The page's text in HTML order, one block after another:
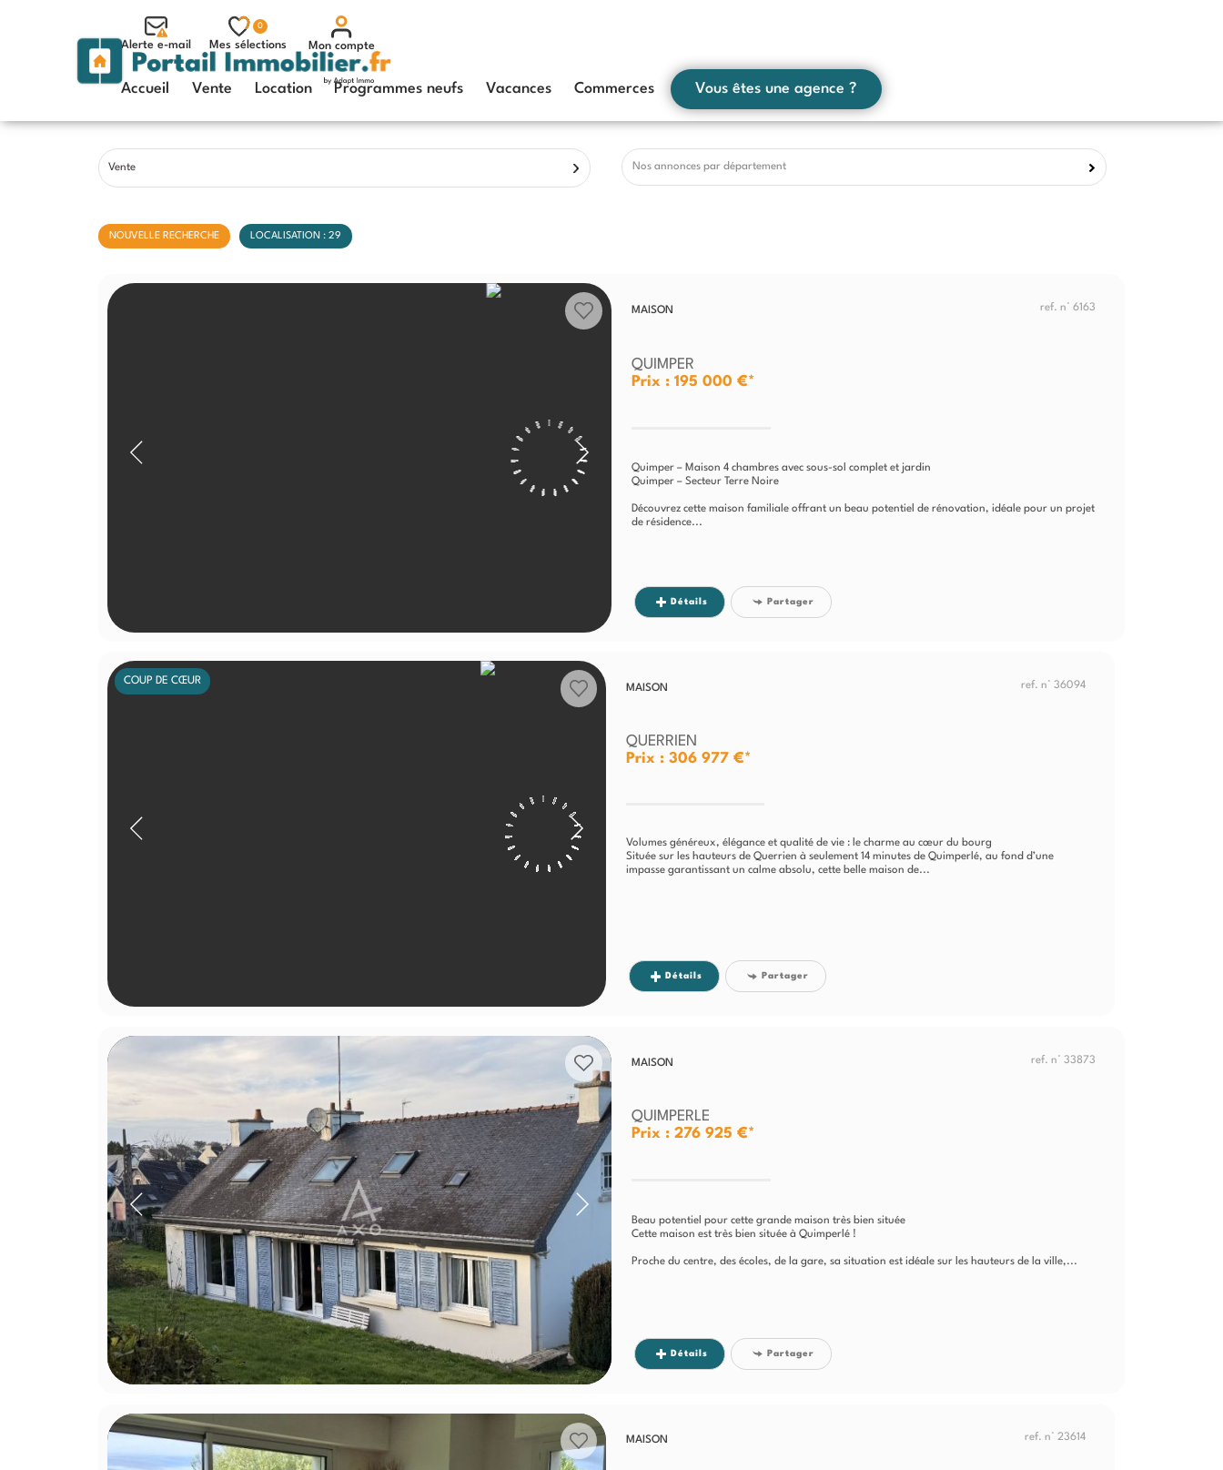
Alerte e-mail
0
Mes sélections Mon compte
Accueil Vente Location Programmes neufs Vacances Commerces Vous êtes une agence ?
Vente Nos annonces par département
NOUVELLE RECHERCHE LOCALISATION : 29
MAISON ref. n° 6163
QUIMPER
Prix : 195 000 €*
Quimper – Maison 4 chambres avec sous-sol complet et jardin
Quimper – Secteur Terre Noire
Découvrez cette maison familiale offrant un beau potentiel de rénovation, idéale pour un projet
de résidence...
Détails Partager
COUP DE CŒUR
MAISON ref. n° 36094
QUERRIEN
Prix : 306 977 €*
Volumes généreux, élégance et qualité de vie : le charme au cœur du bourg
Située sur les hauteurs de Querrien à seulement 14 minutes de Quimperlé, au fond d’une
impasse garantissant un calme absolu, cette belle maison de...
Détails Partager
MAISON ref. n° 33873
QUIMPERLE
Prix : 276 925 €*
Beau potentiel pour cette grande maison très bien située
Cette maison est très bien située à Quimperlé !
Proche du centre, des écoles, de la gare, sa situation est idéale sur les hauteurs de la ville,...
Détails Partager
MAISON ref. n° 23614